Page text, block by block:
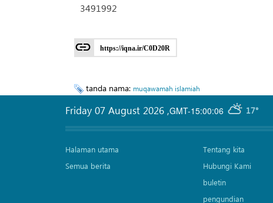
3491992
https://iqna.ir/C0D20R
tanda nama: muqawamah islamiah
GMT-15:00:06 17°
Friday 07 August 2026 ,
Halaman utama
Semua berita
Tentang kita
Hubungi Kami
buletin
pengundian